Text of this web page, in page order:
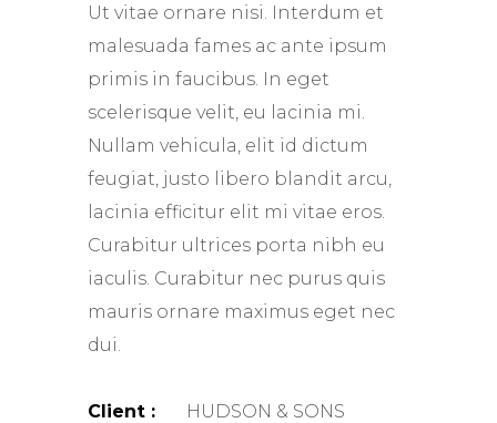
Ut vitae ornare nisi. Interdum et
malesuada fames ac ante ipsum
primis in faucibus. In eget
scelerisque velit, eu lacinia mi.
Nullam vehicula, elit id dictum
feugiat, justo libero blandit arcu,
lacinia efficitur elit mi vitae eros.
Curabitur ultrices porta nibh eu
iaculis. Curabitur nec purus quis
mauris ornare maximus eget nec
dui.
Client : HUDSON & SONS